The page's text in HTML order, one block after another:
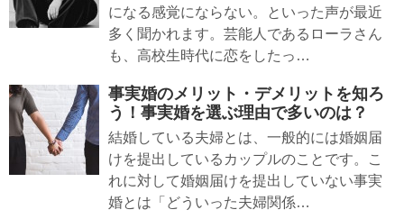
になる感覚にならない。といった声が最近
多く聞かれます。芸能人であるローラさん
も、高校生時代に恋をしたっ…
事実婚のメリット・デメリットを知ろ
う！事実婚を選ぶ理由で多いのは？
結婚している夫婦とは、一般的には婚姻届
けを提出しているカップルのことです。こ
れに対して婚姻届けを提出していない事実
婚とは「どういった夫婦関係…